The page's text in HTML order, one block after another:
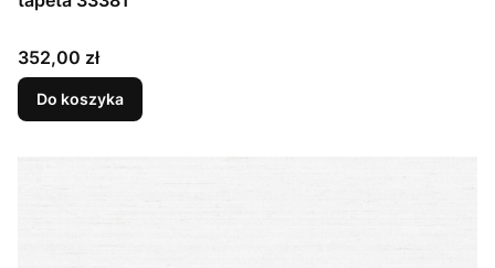
Cena
352,00 zł
Do koszyka